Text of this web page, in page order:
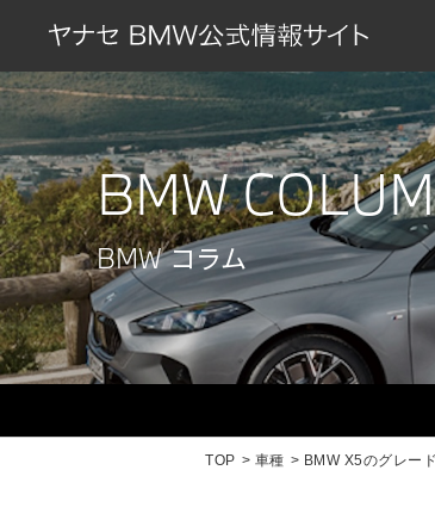
BMW
BMW コラム
TOP 車種 BMW X5のグレー